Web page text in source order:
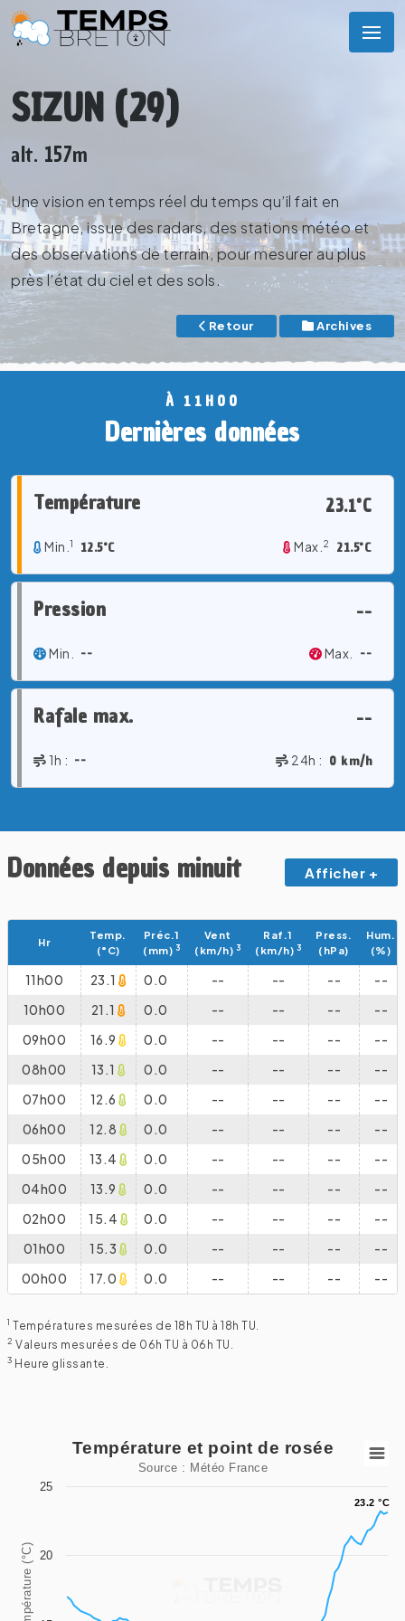
SIZUN (29)
alt. 157m
Une vision en temps réel du temps qu’il fait en
Bretagne, issue des radars, des stations météo et
des observations de terrain, pour mesurer au plus
près l’état du ciel et des sols.
Retour Archives
À 11H00
Dernières données
Température 23.1°C
Min. 1 12.5°C Max. 2 21.5°C
Pression --
Min. -- Max. --
Rafale max. --
1h : -- 24h : 0 km/h
Données depuis minuit Afficher +
Hr
Temp.
(°C)
Préc.1
(mm) 3
Vent
(km/h) 3
Raf.1
(km/h) 3
Press.
(hPa)
Hum.
(%)
11h00 23.1 0.0 -- -- --
--
10h00
21.1 0.0 -- -- --
--
09h00
16.9 0.0 -- -- --
--
08h00
13.1 0.0 -- -- --
--
07h00
12.6 0.0 -- -- --
--
06h00
12.8 0.0 -- -- --
--
05h00
13.4 0.0 -- -- --
--
04h00
13.9 0.0 -- -- --
--
02h00
15.4 0.0 -- -- --
--
01h00
15.3 0.0 -- -- --
--
00h00
17.0 0.0 -- -- -- --
1 Températures mesurées de 18h TU à 18h TU.
2 Valeurs mesurées de 06h TU à 06h TU.
3 Heure glissante.
Température et point de rosée
Line chart with 2 lines.
The chart has 1 X axis displaying categories.
The chart has 1 Y axis displaying Température (°C). Data
Température (°C)
Température et point de rosée
Source : Météo France
23.2 °C
23.2 °C
20
25